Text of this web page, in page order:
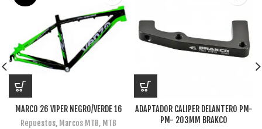
MARCO 26 VIPER NEGRO/VERDE 16
Repuestos, Marcos MTB, MTB
ADAPTADOR CALIPER DELANTERO PM-
PM- 203MM BRAKCO